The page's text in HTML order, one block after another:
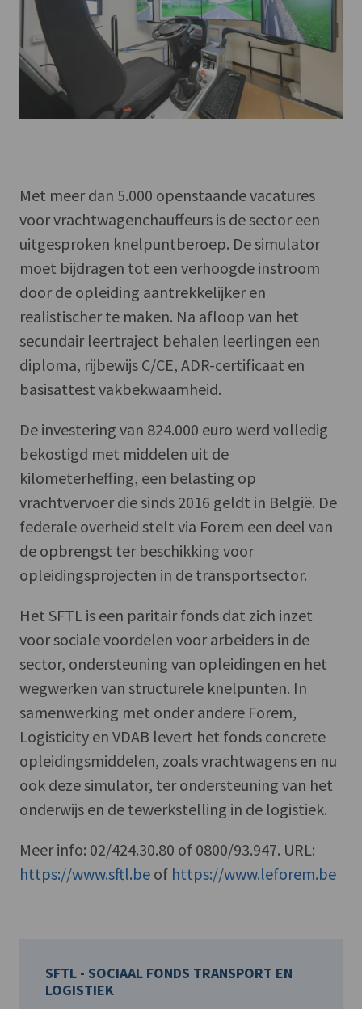
Met meer dan 5.000 openstaande vacatures
voor vrachtwagenchauffeurs is de sector een
uitgesproken knelpuntberoep. De simulator
moet bijdragen tot een verhoogde instroom
door de opleiding aantrekkelijker en
realistischer te maken. Na afloop van het
secundair leertraject behalen leerlingen een
diploma, rijbewijs C/CE, ADR-certificaat en
basisattest vakbekwaamheid.
De investering van 824.000 euro werd volledig
bekostigd met middelen uit de
kilometerheffing, een belasting op
vrachtvervoer die sinds 2016 geldt in België. De
federale overheid stelt via Forem een deel van
de opbrengst ter beschikking voor
opleidingsprojecten in de transportsector.
Het SFTL is een paritair fonds dat zich inzet
voor sociale voordelen voor arbeiders in de
sector, ondersteuning van opleidingen en het
wegwerken van structurele knelpunten. In
samenwerking met onder andere Forem,
Logisticity en VDAB levert het fonds concrete
opleidingsmiddelen, zoals vrachtwagens en nu
ook deze simulator, ter ondersteuning van het
onderwijs en de tewerkstelling in de logistiek.
Meer info: 02/424.30.80 of 0800/93.947. URL:
https://www.sftl.be of https://www.leforem.be
SFTL - SOCIAAL FONDS TRANSPORT EN
LOGISTIEK